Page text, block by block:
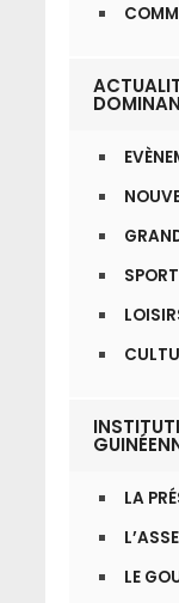
LA
LE